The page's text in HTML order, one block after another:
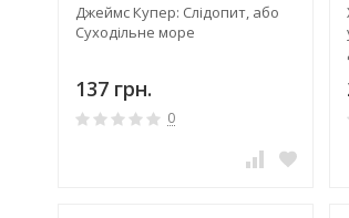
Джеймс Купер: Слідопит, або
Суходільне море
137 грн.
0